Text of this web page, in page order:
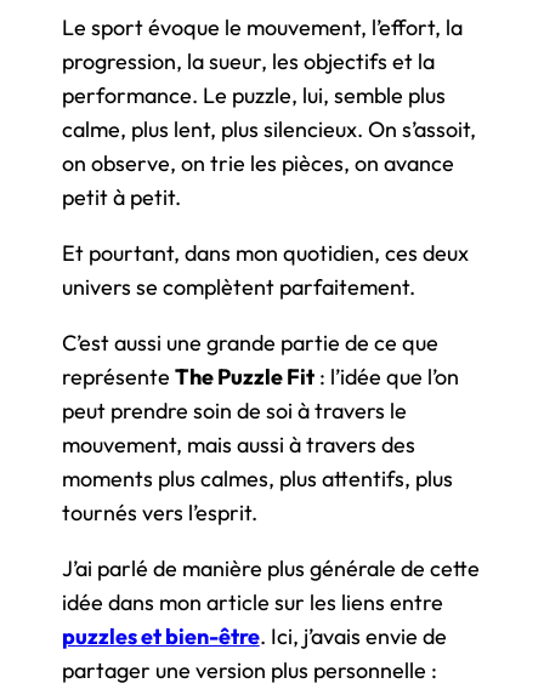
Le sport évoque le mouvement, l’effort, la
progression, la sueur, les objectifs et la
performance. Le puzzle, lui, semble plus
calme, plus lent, plus silencieux. On s’assoit,
on observe, on trie les pièces, on avance
petit à petit.
Et pourtant, dans mon quotidien, ces deux
univers se complètent parfaitement.
C’est aussi une grande partie de ce que
représente The Puzzle Fit: l’idée que l’on
peut prendre soin de soi à travers le
mouvement, mais aussi à travers des
moments plus calmes, plus attentifs, plus
tournés vers l’esprit.
J’ai parlé de manière plus générale de cette
idée dans mon article sur les liens entre
puzzles et bien-être. Ici, j’avais envie de
partager une version plus personnelle :